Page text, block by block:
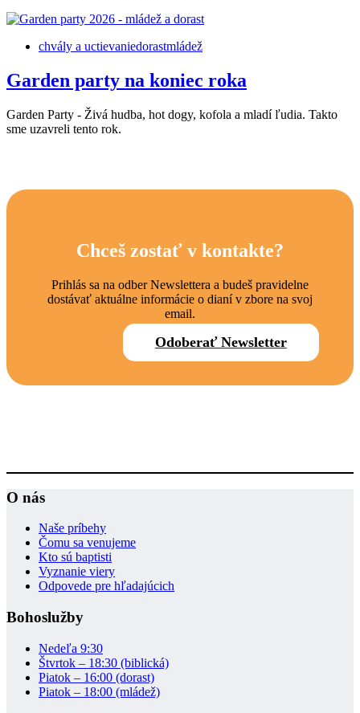
chvály a uctievaniedorastmládež
Garden party na koniec roka
Garden Party - Živá hudba, hot dogy, kofola a mladí ľudia. Takto
sme uzavreli tento rok.
Chceš zostať v kontakte?
Prihlás sa na odber Newslettera a budeš pravidelne
dostávať aktuálne informácie o dianí v zbore na svoj
email.
Odoberať Newsletter
O nás
Naše príbehy
Čomu sa venujeme
Kto sú baptisti
Vyznanie viery
Odpovede pre hľadajúcich
Bohoslužby
Nedeľa 9:30
Štvrtok – 18:30 (biblická)
Piatok – 16:00 (dorast)
Piatok – 18:00 (mládež)